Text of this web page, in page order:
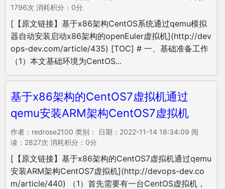
1796次 消耗积分：0分
[【原文链接】基于x86架构CentOS系统通过qemu模拟
器自动安装启动x86架构的openEuler虚拟机](http://dev
ops-dev.com/article/435) [TOC] # 一、基础准备工作
（1）本文基础环境为CentOS...
基于x86架构的CentOS7虚拟机通过
qemu安装ARM架构CentOS7虚拟机
作者：redrose2100 类别： 日期：2022-11-14 18:34:09 阅
读：2827次 消耗积分：0分
[【原文链接】基于x86架构的CentOS7虚拟机通过qemu
安装ARM架构CentOS7虚拟机](http://devops-dev.co
m/article/440) （1）首先需要有一台CentOS虚拟机，